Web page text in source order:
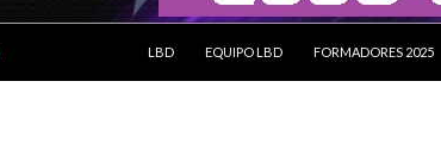
LBD
EQUIPO LBD FORMADORES 2025